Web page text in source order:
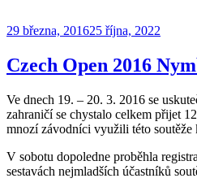
Publikováno
29 března, 201625 října, 2022
Czech Open 2016
Ve dnech 19. – 20. 3. 2016 se
zahraničí se chystalo celkem přijet
mnozí závodníci využili této
V sobotu dopoledne proběhla
sestavách nejmladších účastníků